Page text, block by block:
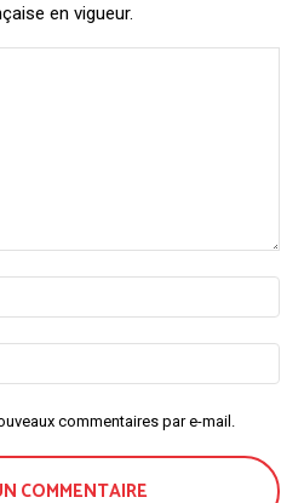
en vigueur.
/
:*
commentaires par e-mail.